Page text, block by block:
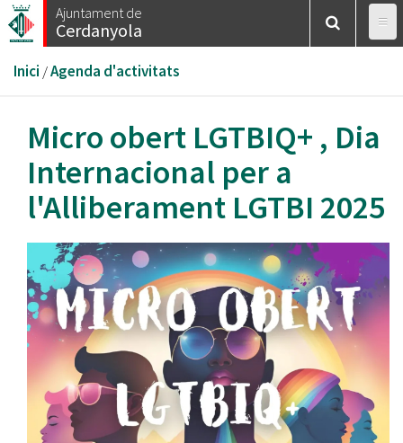
Vés
al
Ajuntament de
Cerdanyola
Esteu
aquí
Inici /Agenda d'activitats
Micro obert LGTBIQ+ , Dia
Internacional per a
l'Alliberament LGTBI 2025